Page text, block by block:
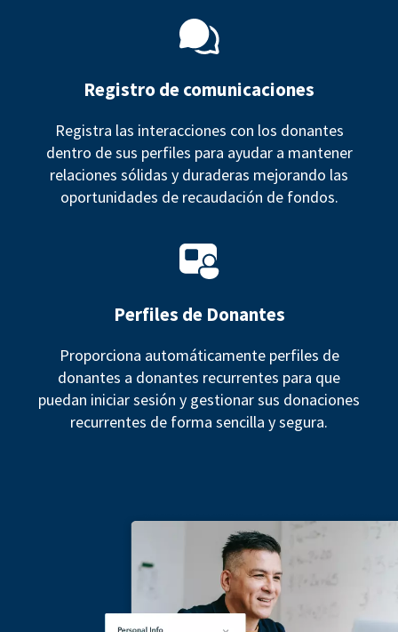
Registro de comunicaciones
Registra las interacciones con los donantes
dentro de sus perfiles para ayudar a mantener
relaciones sólidas y duraderas mejorando las
oportunidades de recaudación de fondos.
Perfiles de Donantes
Proporciona automáticamente perfiles de
donantes a donantes recurrentes para que
puedan iniciar sesión y gestionar sus donaciones
recurrentes de forma sencilla y segura.